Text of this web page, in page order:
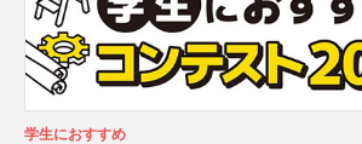
学生におすすめ